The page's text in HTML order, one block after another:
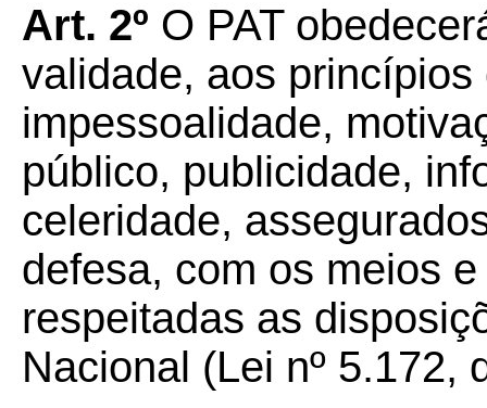
Art. 2º O PAT
validade, aos
impessoalidade,
público, publicidade,
celeridade,
defesa, com os meios
respeitadas as
Nacional (Lei nº 5.172,